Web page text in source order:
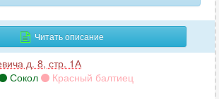
Читать описание
д. 8, стр. 1А
Сокол
Красный балтиец